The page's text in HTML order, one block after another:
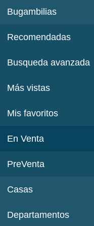
Bugambilias
Recomendadas
Busqueda avanzada
Más vistas
Mis favoritos
En Venta
PreVenta
Casas
Departamentos